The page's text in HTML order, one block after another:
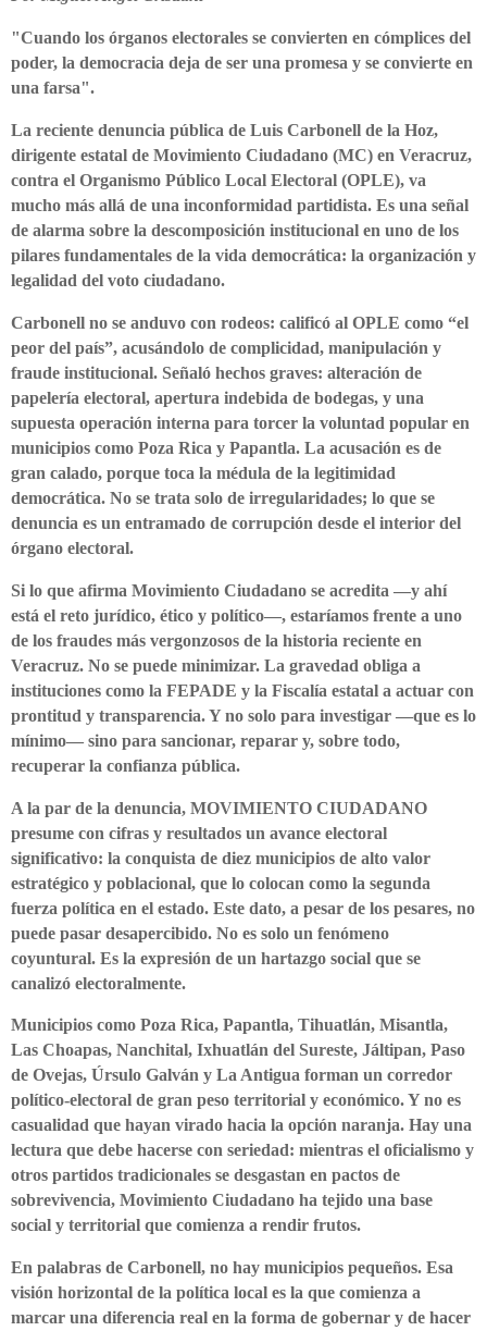
"Cuando los órganos electorales se convierten en cómplices del
poder, la democracia deja de ser una promesa y se convierte en
una farsa".
La reciente denuncia pública de Luis Carbonell de la Hoz,
dirigente estatal de Movimiento Ciudadano (MC) en Veracruz,
contra el Organismo Público Local Electoral (OPLE), va
mucho más allá de una inconformidad partidista. Es una señal
de alarma sobre la descomposición institucional en uno de los
pilares fundamentales de la vida democrática: la organización y
legalidad del voto ciudadano.
Carbonell no se anduvo con rodeos: calificó al OPLE como “el
peor del país”, acusándolo de complicidad, manipulación y
fraude institucional. Señaló hechos graves: alteración de
papelería electoral, apertura indebida de bodegas, y una
supuesta operación interna para torcer la voluntad popular en
municipios como Poza Rica y Papantla. La acusación es de
gran calado, porque toca la médula de la legitimidad
democrática. No se trata solo de irregularidades; lo que se
denuncia es un entramado de corrupción desde el interior del
órgano electoral.
Si lo que afirma Movimiento Ciudadano se acredita —y ahí
está el reto jurídico, ético y político—, estaríamos frente a uno
de los fraudes más vergonzosos de la historia reciente en
Veracruz. No se puede minimizar. La gravedad obliga a
instituciones como la FEPADE y la Fiscalía estatal a actuar con
prontitud y transparencia. Y no solo para investigar —que es lo
mínimo— sino para sancionar, reparar y, sobre todo,
recuperar la confianza pública.
A la par de la denuncia, MOVIMIENTO CIUDADANO
presume con cifras y resultados un avance electoral
significativo: la conquista de diez municipios de alto valor
estratégico y poblacional, que lo colocan como la segunda
fuerza política en el estado. Este dato, a pesar de los pesares, no
puede pasar desapercibido. No es solo un fenómeno
coyuntural. Es la expresión de un hartazgo social que se
canalizó electoralmente.
Municipios como Poza Rica, Papantla, Tihuatlán, Misantla,
Las Choapas, Nanchital, Ixhuatlán del Sureste, Jáltipan, Paso
de Ovejas, Úrsulo Galván y La Antigua forman un corredor
político-electoral de gran peso territorial y económico. Y no es
casualidad que hayan virado hacia la opción naranja. Hay una
lectura que debe hacerse con seriedad: mientras el oficialismo y
otros partidos tradicionales se desgastan en pactos de
sobrevivencia, Movimiento Ciudadano ha tejido una base
social y territorial que comienza a rendir frutos.
En palabras de Carbonell, no hay municipios pequeños. Esa
visión horizontal de la política local es la que comienza a
marcar una diferencia real en la forma de gobernar y de hacer